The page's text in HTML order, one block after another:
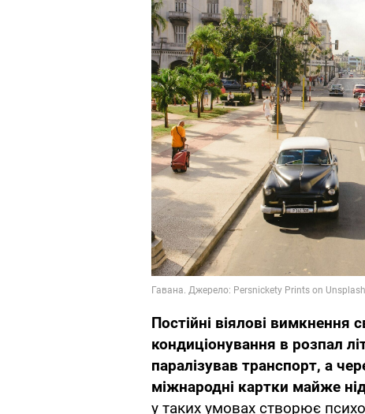
Постійні віялові вимкнення
кондиціонування в розпал
паралізував транспорт, а
міжнародні картки майже
у таких умовах створює